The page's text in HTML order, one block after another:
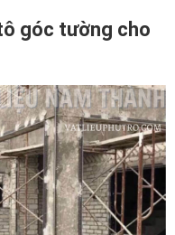
góc tường cho